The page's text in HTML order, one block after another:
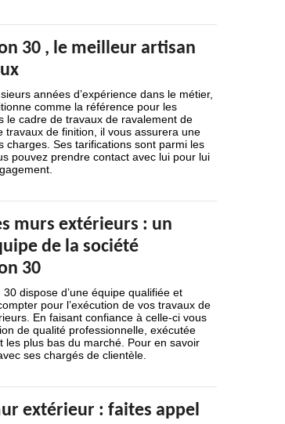
30 , le meilleur artisan
années d’expérience dans le métier,
comme la référence pour les
le cadre de travaux de ravalement de
de finition, il vous assurera une
charges. Ses tarifications sont parmi les
pouvez prendre contact avec lui pour lui
murs extérieurs : un
de la société
30
dispose d’une équipe qualifiée et
pour l’exécution de vos travaux de
En faisant confiance à celle-ci vous
de qualité professionnelle, exécutée
plus bas du marché. Pour en savoir
ses chargés de clientèle.
extérieur : faites appel